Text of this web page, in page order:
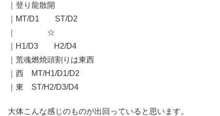
｜登り龍散開
｜MT/D1 ST/D2
｜ ☆
｜H1/D3 H2/D4
｜荒魂燃焼頭割りは東西
｜西 MT/H1/D1/D2
｜東 ST/H2/D3/D4
大体こんな感じのものが出回っていると思います。